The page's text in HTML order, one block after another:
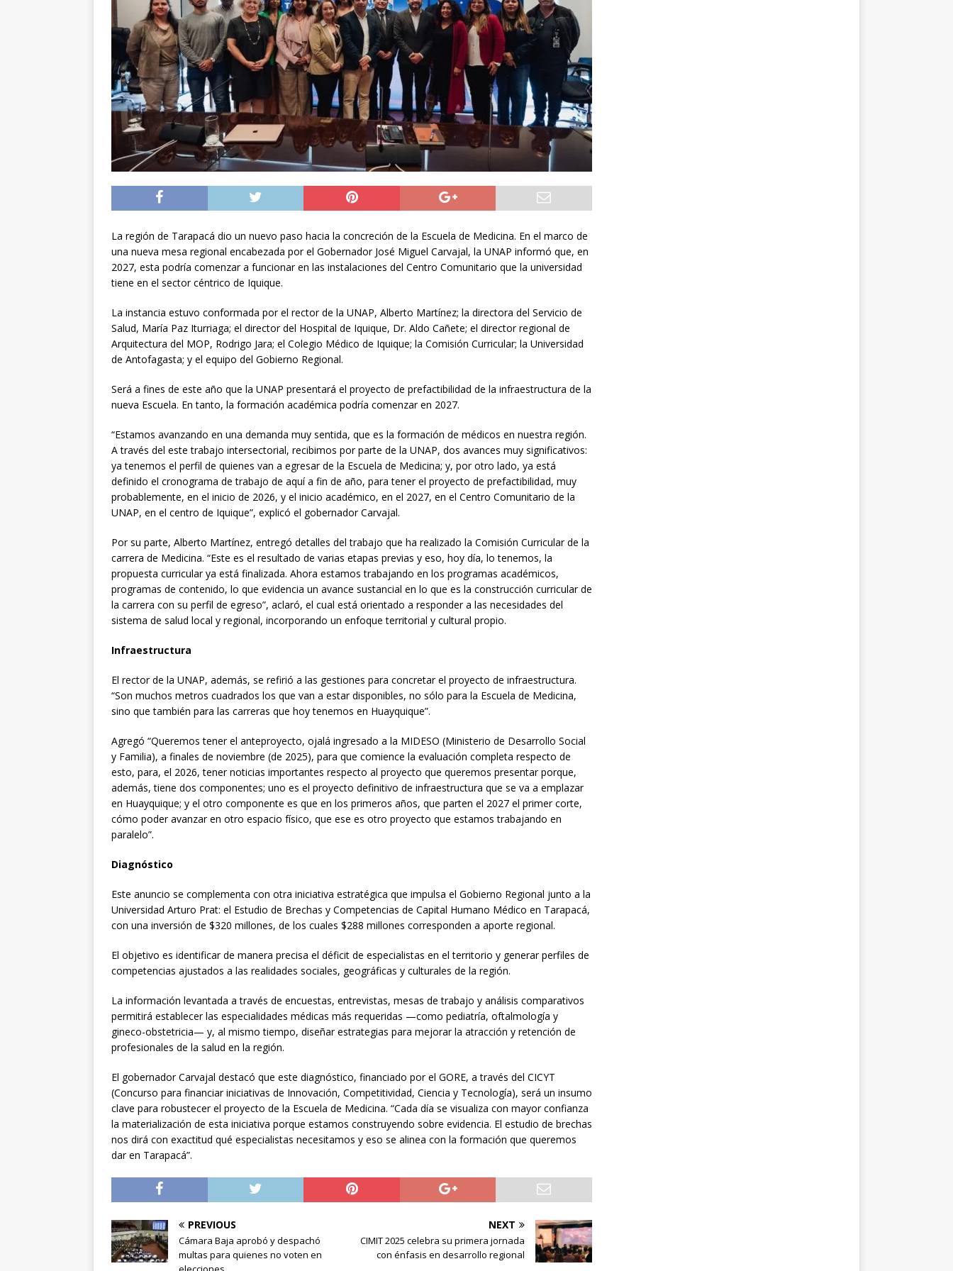
[ 05/08/2026 ] Diputado Álvaro Jofre alerta por el futuro del Casino Municipal de
Iquique
DEPORTES
[ 05/08/2026 ] Concejo Municipal aprueba proyecto para mejorar el alumbrado
público del sector El Boro
ALTO HOSPICIO
[ 06/08/2026 ] El papa León XIV viajará a Uruguay, Argentina y Perú del 6 al 17 de
noviembre
INTERNACIONAL
La región de Tarapacá dio un nuevo paso hacia la concreción de la Escuela de Medicina. En el marco de
una nueva mesa regional encabezada por el Gobernador José Miguel Carvajal, la UNAP informó que, en
2027, esta podría comenzar a funcionar en las instalaciones del Centro Comunitario que la universidad
tiene en el sector céntrico de Iquique.
La instancia estuvo conformada por el rector de la UNAP, Alberto Martínez; la directora del Servicio de
Salud, María Paz Iturriaga; el director del Hospital de Iquique, Dr. Aldo Cañete; el director regional de
Arquitectura del MOP, Rodrigo Jara; el Colegio Médico de Iquique; la Comisión Curricular; la Universidad
de Antofagasta; y el equipo del Gobierno Regional.
Será a fines de este año que la UNAP presentará el proyecto de prefactibilidad de la infraestructura de la
nueva Escuela. En tanto, la formación académica podría comenzar en 2027.
“Estamos avanzando en una demanda muy sentida, que es la formación de médicos en nuestra región.
A través del este trabajo intersectorial, recibimos por parte de la UNAP, dos avances muy significativos:
ya tenemos el perfil de quienes van a egresar de la Escuela de Medicina; y, por otro lado, ya está
definido el cronograma de trabajo de aquí a fin de año, para tener el proyecto de prefactibilidad, muy
probablemente, en el inicio de 2026, y el inicio académico, en el 2027, en el Centro Comunitario de la
UNAP, en el centro de Iquique”, explicó el gobernador Carvajal.
Por su parte, Alberto Martínez, entregó detalles del trabajo que ha realizado la Comisión Curricular de la
carrera de Medicina. “Este es el resultado de varias etapas previas y eso, hoy día, lo tenemos, la
propuesta curricular ya está finalizada. Ahora estamos trabajando en los programas académicos,
programas de contenido, lo que evidencia un avance sustancial en lo que es la construcción curricular de
la carrera con su perfil de egreso”, aclaró, el cual está orientado a responder a las necesidades del
sistema de salud local y regional, incorporando un enfoque territorial y cultural propio.
Infraestructura
El rector de la UNAP, además, se refirió a las gestiones para concretar el proyecto de infraestructura.
“Son muchos metros cuadrados los que van a estar disponibles, no sólo para la Escuela de Medicina,
sino que también para las carreras que hoy tenemos en Huayquique”.
Agregó “Queremos tener el anteproyecto, ojalá ingresado a la MIDESO (Ministerio de Desarrollo Social
y Familia), a finales de noviembre (de 2025), para que comience la evaluación completa respecto de
esto, para, el 2026, tener noticias importantes respecto al proyecto que queremos presentar porque,
además, tiene dos componentes; uno es el proyecto definitivo de infraestructura que se va a emplazar
en Huayquique; y el otro componente es que en los primeros años, que parten el 2027 el primer corte,
cómo poder avanzar en otro espacio físico, que ese es otro proyecto que estamos trabajando en
paralelo”.
Diagnóstico
Este anuncio se complementa con otra iniciativa estratégica que impulsa el Gobierno Regional junto a la
Universidad Arturo Prat: el Estudio de Brechas y Competencias de Capital Humano Médico en Tarapacá,
con una inversión de $320 millones, de los cuales $288 millones corresponden a aporte regional.
El objetivo es identificar de manera precisa el déficit de especialistas en el territorio y generar perfiles de
competencias ajustados a las realidades sociales, geográficas y culturales de la región.
La información levantada a través de encuestas, entrevistas, mesas de trabajo y análisis comparativos
permitirá establecer las especialidades médicas más requeridas —como pediatría, oftalmología y
gineco-obstetricia— y, al mismo tiempo, diseñar estrategias para mejorar la atracción y retención de
profesionales de la salud en la región.
El gobernador Carvajal destacó que este diagnóstico, financiado por el GORE, a través del CICYT
(Concurso para financiar iniciativas de Innovación, Competitividad, Ciencia y Tecnología), será un insumo
clave para robustecer el proyecto de la Escuela de Medicina. “Cada día se visualiza con mayor confianza
la materialización de esta iniciativa porque estamos construyendo sobre evidencia. El estudio de brechas
nos dirá con exactitud qué especialistas necesitamos y eso se alinea con la formación que queremos
dar en Tarapacá”.
PREVIOUS
Cámara Baja aprobó y despachó
multas para quienes no voten en
NEXT
CIMIT 2025 celebra su primera jornada
con énfasis en desarrollo regional